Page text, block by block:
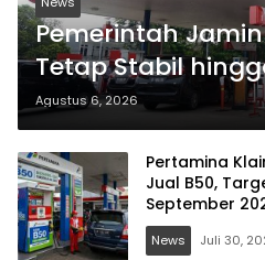
Pemerintah
Tetap Stabil
Agustus 6, 2026
Pertamina
Jual B50,
September
News Juli 30,